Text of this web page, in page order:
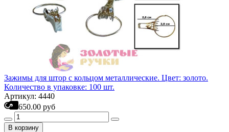
Зажимы для штор с кольцом металлические. Цвет: золото.
Количество в упаковке: 100 шт.
Артикул: 4440
650.00 руб
В корзину